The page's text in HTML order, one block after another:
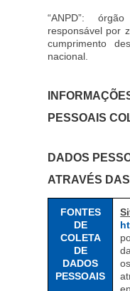
“ANPD”:
responsável por
cumprimento
nacional.
PESSOAIS
DADOS
ATRAVÉS
FONTES
DE
COLETA
DE
DADOS
PESSOAIS